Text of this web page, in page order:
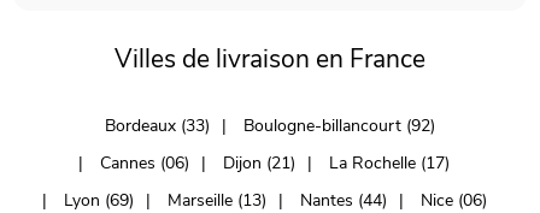
Villes de livraison en France
Bordeaux (33)
Boulogne-billancourt (92)
Cannes (06)
Dijon (21)
La Rochelle (17)
Lyon (69)
Marseille (13) Nantes (44)
Nice (06)